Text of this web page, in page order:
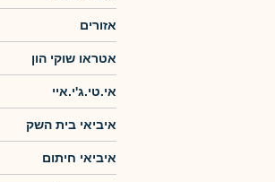
אזורים
אטראו שוקי הון
אי.טי.ג'י.איי
איביאי בית השק
איביאי חיתום